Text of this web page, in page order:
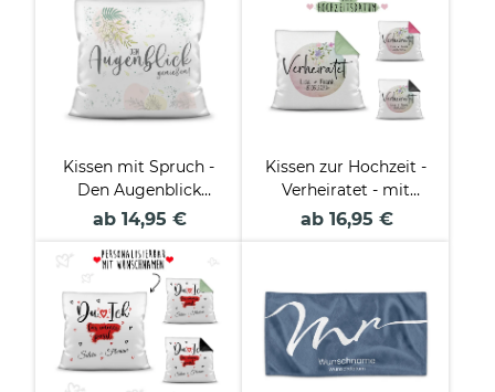
Kissen mit Spruch -
Den Augenblick
genießen
ab 14,95 €
Kissen zur Hochzeit -
Verheiratet - mit
WUNSCHNAME und
ab 16,95 €